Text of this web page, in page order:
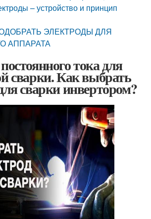
– устройство и принцип
ЭЛЕКТРОДЫ ДЛЯ
АППАРАТА
тока для
сварки. Как выбрать
сварки инвертором?